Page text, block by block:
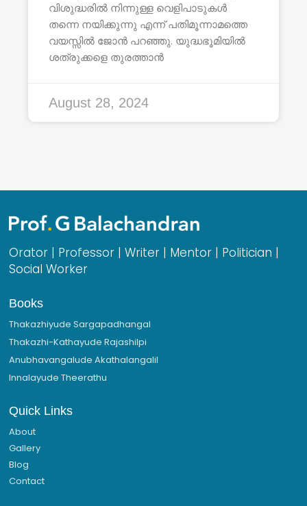
വിശുദ്ധരിൽ നിന്നുള്ള വെളിപാടുകൾ
തന്നെ നയിക്കുന്നു എന്ന് പതിമൂന്നാമത്തെ
വയസ്സിൽ ജോൻ പറഞ്ഞു. യുദ്ധഭൂമിയിൽ
ശത്രുക്കളെ തുരത്താൻ
August 28, 2024
Orator | Professor | Writer | Mentor | Politician |
Social Worker
Books
Thakazhiyude Sargapadhangal
Thakazhi-Kathayude Rajashilpi
Anubhavangalude Akathalangalil
Innalayude Theerathu
Quick Links
About
Gallery
Blog
Contact